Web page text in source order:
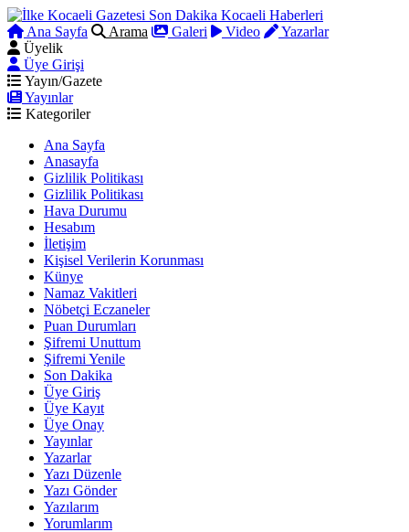
Ana Sayfa Arama Galeri Video
Yazarlar
Üyelik
Üye Girişi
Yayın/Gazete
Yayınlar
Kategoriler
Ana Sayfa
Anasayfa
Gizlilik Politikası
Gizlilik Politikası
Hava Durumu
Hesabım
İletişim
Kişisel Verilerin Korunması
Künye
Namaz Vakitleri
Nöbetçi Eczaneler
Puan Durumları
Şifremi Unuttum
Şifremi Yenile
Son Dakika
Üye Giriş
Üye Kayıt
Üye Onay
Yayınlar
Yazarlar
Yazı Düzenle
Yazı Gönder
Yazılarım
Yorumlarım